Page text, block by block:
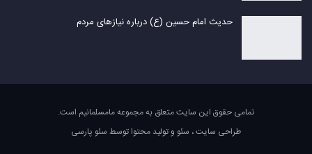
حدیث امام حسین (ع) درباره نیازهای مردم
تمامی حقوق این سایت متعلق به مجموعه مامسلمانیم است.
طراحی سایت، سئو وتولید محتواتوسط سئو پارسی